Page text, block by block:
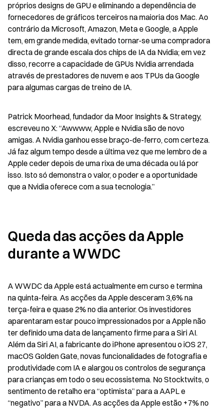
próprios designs de GPU e eliminando a dependência de
fornecedores de gráficos terceiros na maioria dos Mac. Ao
contrário da Microsoft, Amazon, Meta e Google, a Apple
tem, em grande medida, evitado tornar-se uma compradora
directa de grande escala dos chips de IA da Nvidia; em vez
disso, recorre a capacidade de GPUs Nvidia arrendada
através de prestadores de nuvem e aos TPUs da Google
para algumas cargas de treino de IA.
Patrick Moorhead, fundador da Moor Insights & Strategy,
escreveu no X: “Awwww, Apple e Nvidia são de novo
amigas. A Nvidia ganhou esse braço-de-ferro, com certeza.
Já faz algum tempo desde a última vez que me lembro de a
Apple ceder depois de uma rixa de uma década ou lá por
isso. Isto só demonstra o valor, o poder e a oportunidade
que a Nvidia oferece com a sua tecnologia.”
Queda das acções da Apple
durante a WWDC
A WWDC da Apple está actualmente em curso e termina
na quinta-feira. As acções da Apple desceram 3,6% na
terça-feira e quase 2% no dia anterior. Os investidores
aparentaram estar pouco impressionados por a Apple não
ter definido uma data de lançamento firme para a Siri AI.
Além da Siri AI, a fabricante do iPhone apresentou o iOS 27,
macOS Golden Gate, novas funcionalidades de fotografia e
produtividade com IA e alargou os controlos de segurança
para crianças em todo o seu ecossistema. No Stocktwits, o
sentimento de retalho era “optimista” para a AAPL e
“negativo” para a NVDA. As acções da Apple estão +7% no